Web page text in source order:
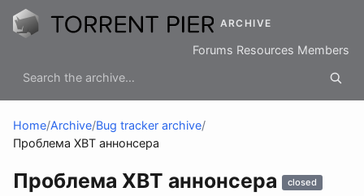
ARCHIVE
Forums Resources Members
Home/Archive/Bug tracker archive/
Проблема XBT аннонсера
Проблема XBT аннонсера closed